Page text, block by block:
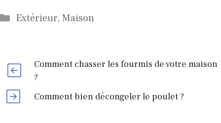
Catégories
Extérieur, Maison
Comment chasser les fourmis de votre maison
?
Comment bien décongeler le poulet ?